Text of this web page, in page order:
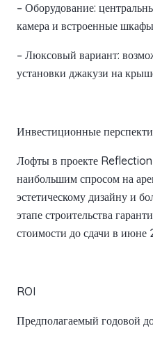
– Оборудование:
камера и встроенные
– Люксовый вариант:
установки джакузи на
Инвестиционные
Лофты в проекте
наибольшим спросом на
эстетическому дизайну и
этапе строительства
стоимости до сдачи в июне
ROI
Предполагаемый годовой